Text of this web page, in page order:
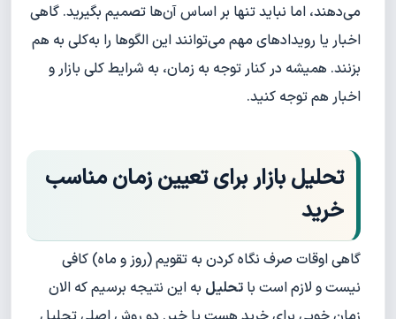
می‌دهند، اما نباید تنها بر اساس آن‌ها تصمیم بگیرید. گاهی
اخبار یا رویدادهای مهم می‌توانند این الگوها را به‌کلی به هم
بزنند. همیشه در کنار توجه به زمان، به شرایط کلی بازار و
اخبار هم توجه کنید.
تحلیل بازار برای تعیین زمان مناسب
خرید
گاهی اوقات صرف نگاه کردن به تقویم (روز و ماه) کافی
نیست و لازم است با تحلیل به این نتیجه برسیم که الان